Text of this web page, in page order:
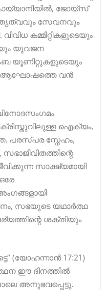
ജോയ്സ്
സേവനവും
കമ്മിറ്റികളുടെയും
യുവജന
യൂണിറ്റുകളുടെയും
ആഘോഷത്തെ വൻ
ക്രിസ്തുവിലുള്ള ഐക്യം,
സ്നേഹം,
സാക്ഷ്യമായി
സഭയുടെ യഥാർത്ഥ
ശക്തിയും
(യോഹന്നാൻ 17:21)
ഈ ദിനത്തിൽ
അനുഭവപ്പെട്ടു.